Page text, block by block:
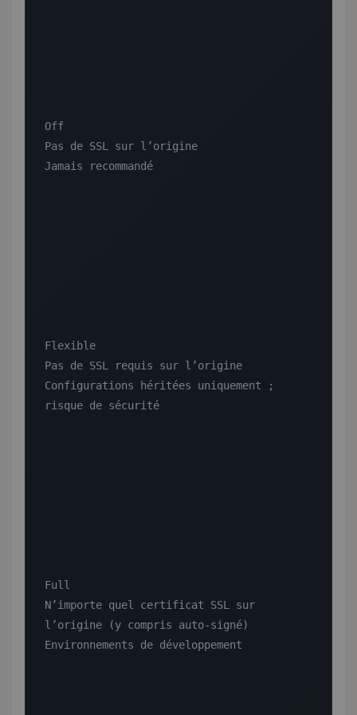
Off
Pas de SSL sur l’origine
Jamais recommandé
Flexible
Pas de SSL requis sur l’origine
Configurations héritées uniquement ;
risque de sécurité
Full
N’importe quel certificat SSL sur
l’origine (y compris auto-signé)
Environnements de développement